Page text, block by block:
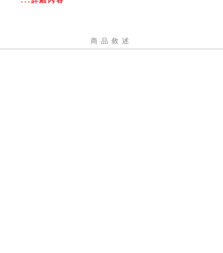
商品敘述